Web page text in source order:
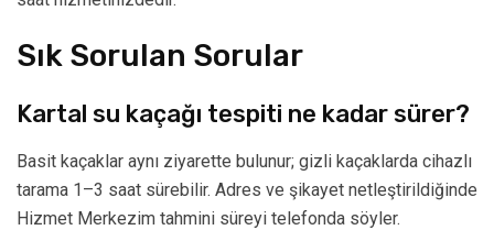
Sık Sorulan Sorular
Kartal su kaçağı tespiti ne kadar sürer?
Basit kaçaklar aynı ziyarette bulunur; gizli kaçaklarda cihazlı
tarama 1–3 saat sürebilir. Adres ve şikayet netleştirildiğinde
Hizmet Merkezim tahmini süreyi telefonda söyler.